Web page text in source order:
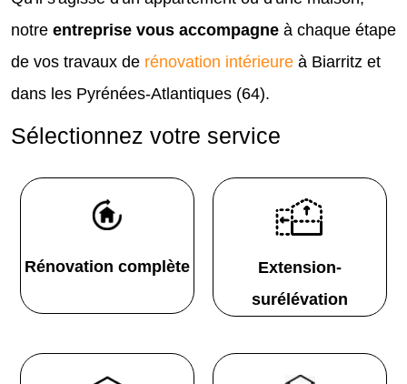
notre entreprise vous accompagne à chaque étape
de vos travaux de rénovation intérieure à Biarritz et
dans les Pyrénées-Atlantiques (64).
Sélectionnez votre service
Rénovation complète
Extension-
surélévation